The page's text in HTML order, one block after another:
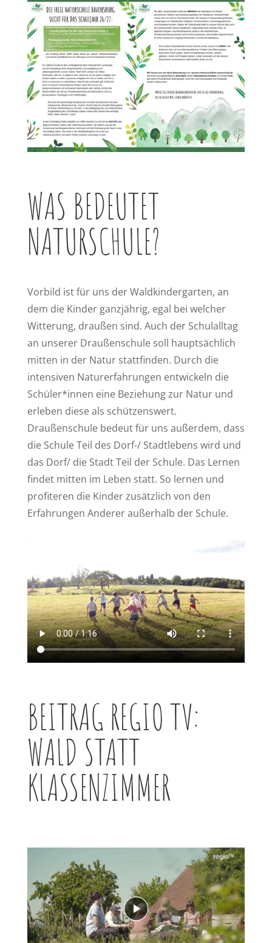
WAS BEDEUTET
NATURSCHULE?
Vorbild ist für uns der Waldkindergarten, an
dem die Kinder ganzjährig, egal bei welcher
Witterung, draußen sind. Auch der Schulalltag
an unserer Draußenschule soll hauptsächlich
mitten in der Natur stattfinden. Durch die
intensiven Naturerfahrungen entwickeln die
Schüler*innen eine Beziehung zur Natur und
erleben diese als schützenswert.
Draußenschule bedeut für uns außerdem, dass
die Schule Teil des Dorf-/ Stadtlebens wird und
das Dorf/ die Stadt Teil der Schule. Das Lernen
findet mitten im Leben statt. So lernen und
profiteren die Kinder zusätzlich von den
Erfahrungen Anderer außerhalb der Schule.
BEITRAG REGIO TV:
WALD STATT
KLASSENZIMMER